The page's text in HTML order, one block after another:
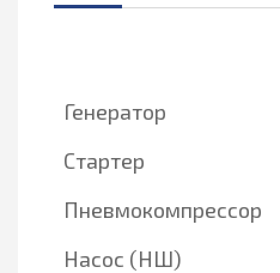
Генератор
Стартер
Пневмокомпрессор
Насос (НШ)